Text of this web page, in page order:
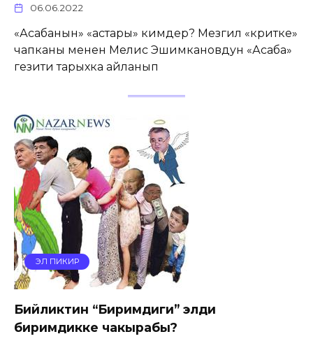
06.06.2022
«Асабанын» «астары» кимдер? Мезгил «критке»
чапканы менен Мелис Эшимкановдун «Асаба»
гезити тарыхка айланып
ЭЛ ПИКИР
Бийликтин “Биримдиги” элди
биримдикке чакырабы?